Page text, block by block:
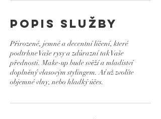
Popis služby
Přirozené, jemné a decentní líčení, které
podtrhne Vaše rysy a zdůrazní tak Vaše
přednosti. Make-up bude svěží a mladiství
doplněný vlasovým stylingem. Ať už zvolíte
objemné vlny, nebo hladký účes.